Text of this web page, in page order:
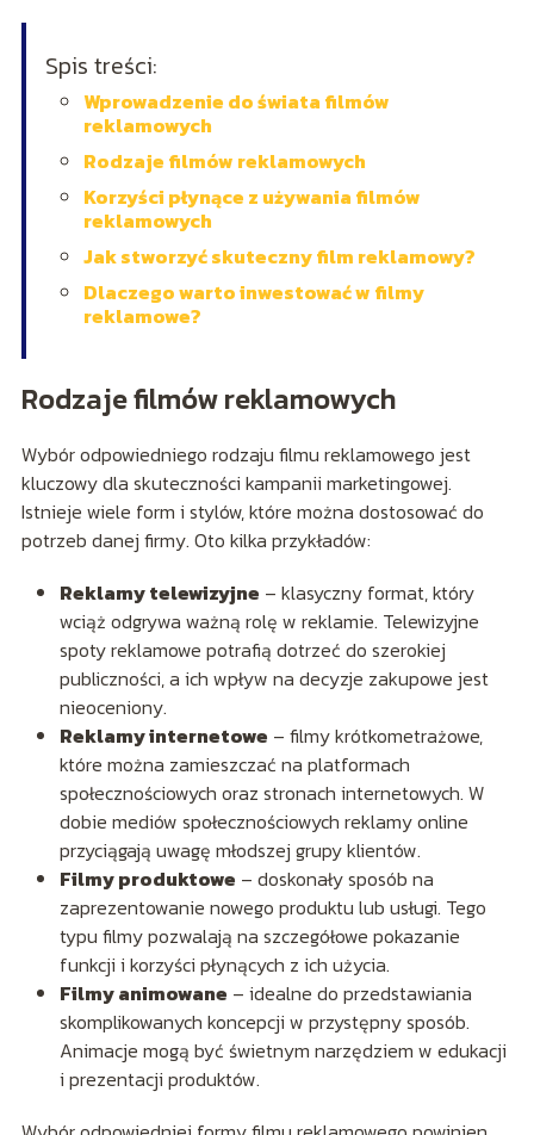
Spis treści:
Wprowadzenie do świata filmów
reklamowych
Rodzaje filmów reklamowych
Korzyści płynące z używania filmów
reklamowych
Jak stworzyć skuteczny film reklamowy?
Dlaczego warto inwestować w filmy
reklamowe?
Rodzaje filmów reklamowych
Wybór odpowiedniego rodzaju filmu reklamowego jest
kluczowy dla skuteczności kampanii marketingowej.
Istnieje wiele form i stylów, które można dostosować do
potrzeb danej firmy. Oto kilka przykładów:
Reklamy telewizyjne – klasyczny format, który
wciąż odgrywa ważną rolę w reklamie. Telewizyjne
spoty reklamowe potrafią dotrzeć do szerokiej
publiczności, a ich wpływ na decyzje zakupowe jest
nieoceniony.
Reklamy internetowe – filmy krótkometrażowe,
które można zamieszczać na platformach
społecznościowych oraz stronach internetowych. W
dobie mediów społecznościowych reklamy online
przyciągają uwagę młodszej grupy klientów.
Filmy produktowe – doskonały sposób na
zaprezentowanie nowego produktu lub usługi. Tego
typu filmy pozwalają na szczegółowe pokazanie
funkcji i korzyści płynących z ich użycia.
Filmy animowane – idealne do przedstawiania
skomplikowanych koncepcji w przystępny sposób.
Animacje mogą być świetnym narzędziem w edukacji
i prezentacji produktów.